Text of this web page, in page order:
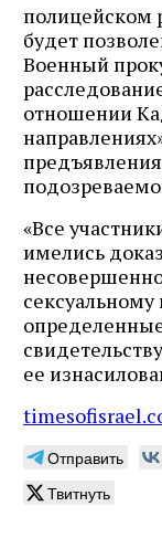
полицейском
будет
Военный
отношении
«Все
имелись
ее
Отправить
Твитнуть